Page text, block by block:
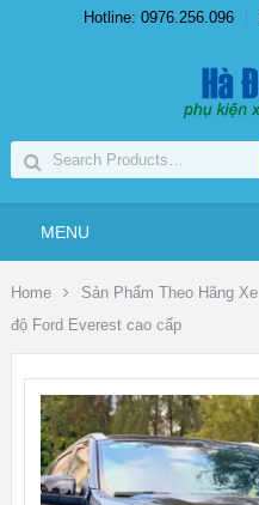
Hotline: 0976.256.096
MENU
Home Sản Phẩm Theo Hãng Xe
độ Ford Everest cao cấp